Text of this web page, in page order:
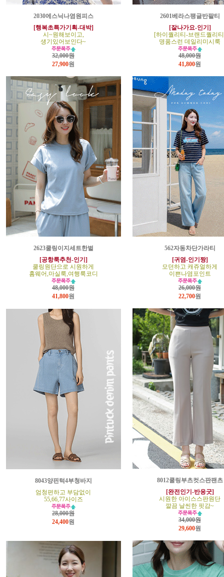
2030에스닉나염원피스
[행복초특가기획-대박]
시~원해보이고,
생기있어보인다~
32,000원
27,900원
2601베라스팽글반팔티
[잘나가요-인기]
[하이퀄리티-브랜드퀄리
명품스런 데일리미시룩
48,000원
41,800원
2623쿨링이지세트한벌
[공항룩추천-인기]
쿨링원단으로 시원하게
홈웨어,마실룩,여행룩코디
48,000원
41,800원
562자동차단가라티
[귀염-인기짱]
모던하고 캐쥬얼하게
이쁜나염포인트
26,000원
22,700원
8043양핀턱4부청바지
엄청편하고 부담없이
55,66,77사이즈
28,000원
24,400원
8012쿨링부츠컷스판팬츠
[완전인기-반응굿]
시원한 아이스스판원단
깔끔 날씬한 핏감~
34,000원
29,600원